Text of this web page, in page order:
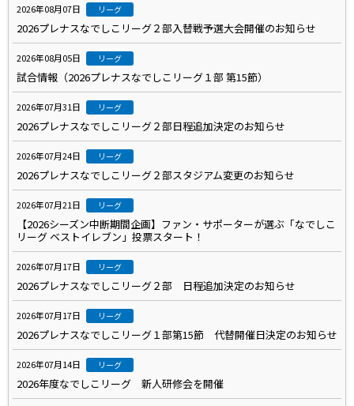
2026年08月07日 リーグ
2026プレナスなでしこリーグ２部入替戦予選大会開催のお知らせ
2026年08月05日 リーグ
試合情報（2026プレナスなでしこリーグ１部 第15節）
2026年07月31日 リーグ
2026プレナスなでしこリーグ２部日程追加決定のお知らせ
2026年07月24日 リーグ
2026プレナスなでしこリーグ２部スタジアム変更のお知らせ
2026年07月21日 リーグ
【2026シーズン中断期間企画】ファン・サポーターが選ぶ「なでしこ
リーグ ベストイレブン」投票スタート！
2026年07月17日 リーグ
2026プレナスなでしこリーグ２部 日程追加決定のお知らせ
2026年07月17日 リーグ
2026プレナスなでしこリーグ１部第15節 代替開催日決定のお知らせ
2026年07月14日 リーグ
2026年度なでしこリーグ 新人研修会を開催